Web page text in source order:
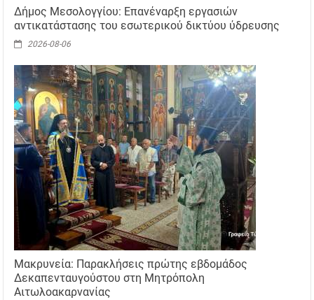
Δήμος Μεσολογγίου: Επανέναρξη εργασιών
αντικατάστασης του εσωτερικού δικτύου ύδρευσης
2026-08-06
Μακρυνεία: Παρακλήσεις πρώτης εβδομάδος
Δεκαπενταυγούστου στη Μητρόπολη
Αιτωλοακαρνανίας